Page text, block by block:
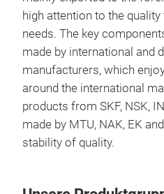
high attention to the
needs. The key
made by international and
manufacturers, which
around the international
products from SKF, NSK,
made by MTU, NAK, EK
stability of quality.